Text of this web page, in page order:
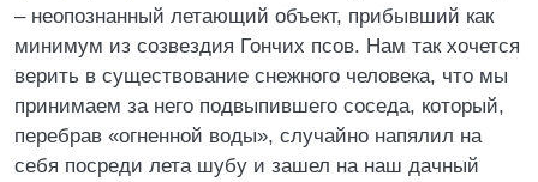
– неопознанный летающий объект, прибывший как
минимум из созвездия Гончих псов. Нам так хочется
верить в существование снежного человека, что мы
принимаем за него подвыпившего соседа, который,
перебрав «огненной воды», случайно напялил на
себя посреди лета шубу и зашел на наш дачный